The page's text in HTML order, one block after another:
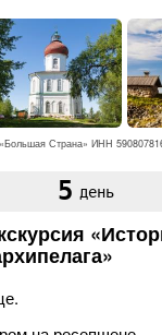
Страна» ИНН
5 день